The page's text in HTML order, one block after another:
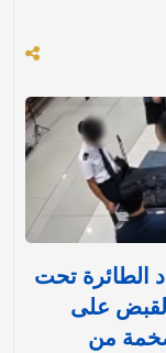
الطائرة تحت
على
من